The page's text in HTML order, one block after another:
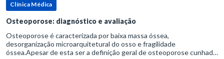
Clínica Médica
Osteoporose: diagnóstico e avaliação
Osteoporose é caracterizada por baixa massa óssea,
desorganização microarquitetural do osso e fragilidade
óssea.Apesar de esta ser a definição geral de osteoporose cunhada